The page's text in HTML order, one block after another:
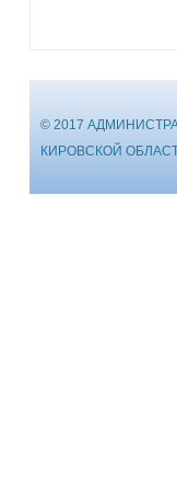
© 2017
КИРОВСКОЙ